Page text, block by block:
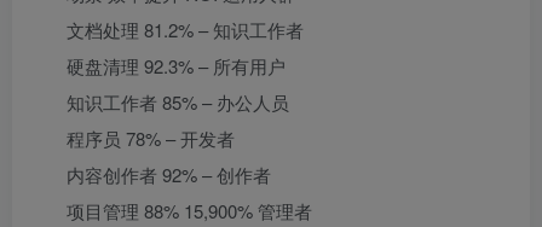
文档处理 81.2% – 知识工作者
硬盘清理 92.3% – 所有用户
知识工作者 85% – 办公人员
程序员 78% – 开发者
内容创作者 92% – 创作者
项目管理 88% 15,900% 管理者